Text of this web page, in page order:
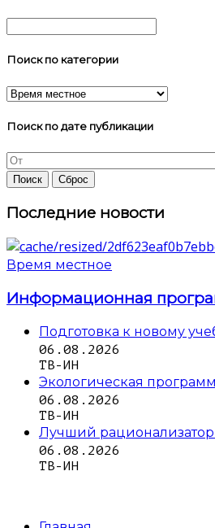
Поиск по категории
Поиск по дате публикации
Последние новости
Время местное
Информационная
Подготовка к новому
06.08.2026
ТВ-ИН
Экологическая
06.08.2026
ТВ-ИН
Лучший
06.08.2026
ТВ-ИН